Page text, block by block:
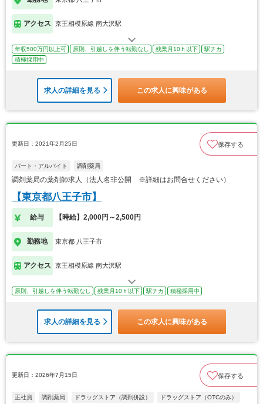
アクセス 京王相模原線 南大沢駅
年収500万円以上可 原則、引越しを伴う転勤なし 残業月10ｈ以下
駅チカ
積極採用中
求人の詳細を見る この求人に興味がある
更新日：2021年2月25日 保存する
パート・アルバイト 調剤薬局
調剤薬局の薬剤師求人（法人名非公開 ※詳細はお問合せください）
【東京都八王子市】
給与 【時給】2,000円～2,500円
勤務地 東京都 八王子市
アクセス 京王相模原線 南大沢駅
原則、引越しを伴う転勤なし 残業月10ｈ以下 駅チカ 積極採用中
求人の詳細を見る この求人に興味がある
更新日：2026年7月15日 保存する
正社員 調剤薬局 ドラッグストア（調剤併設） ドラッグストア（OTCのみ）